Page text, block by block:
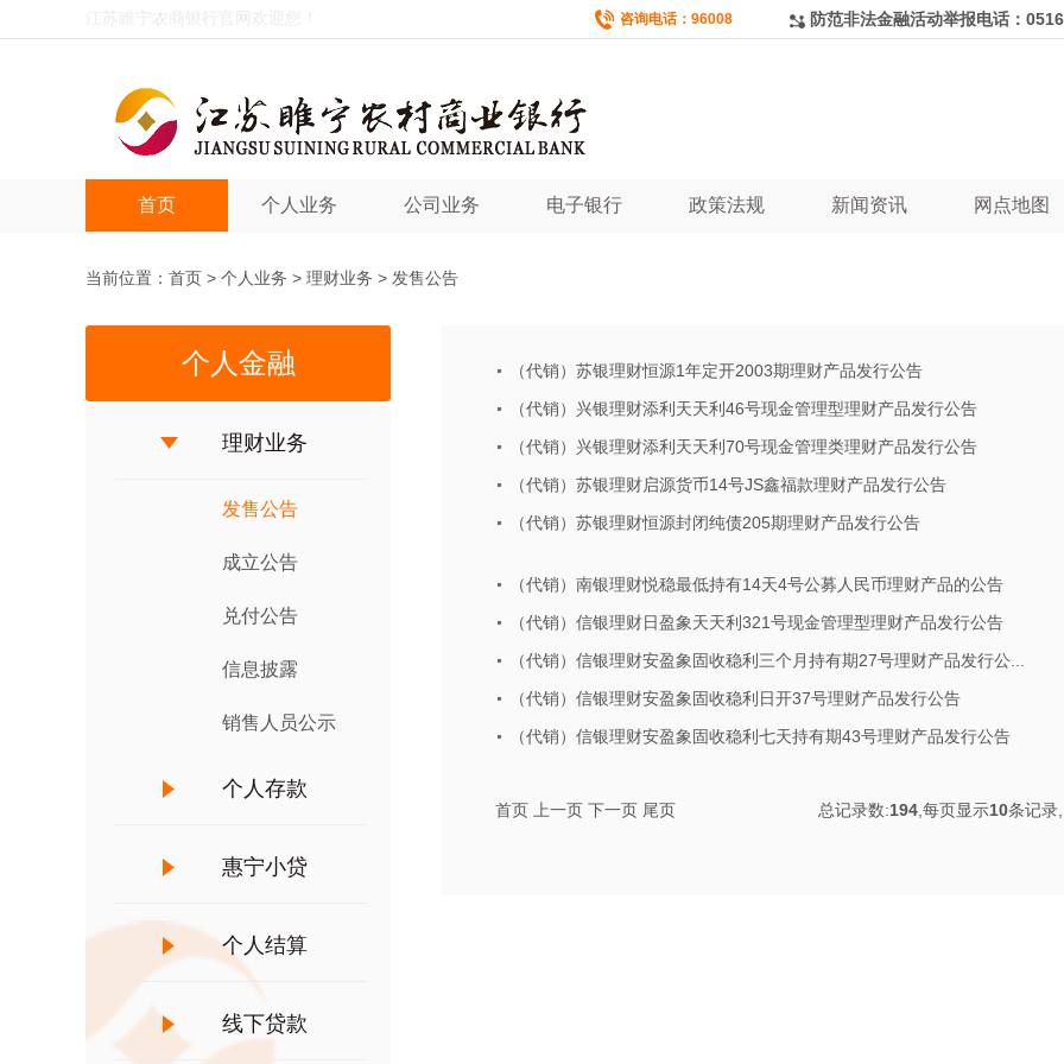
咨询电话：96008 防范非法金融活动举报电话：
首页 个人业务 公司业务 电子银行 政策法规 新闻资讯 网点地图
当前位置： 首页 > 个人业务 > 理财业务 > 发售公告
个人金融
理财业务
发售公告
成立公告
兑付公告
信息披露
销售人员公示
个人存款
惠宁小贷
个人结算
线下贷款
（代销）苏银理财恒源1年定开2003期理财产品发行公告
（代销）兴银理财添利天天利46号现金管理型理财产品发行公告
（代销）兴银理财添利天天利70号现金管理类理财产品发行公告
（代销）苏银理财启源货币14号JS鑫福款理财产品发行公告
（代销）苏银理财恒源封闭纯债205期理财产品发行公告
（代销）南银理财悦稳最低持有14天4号公募人民币理财产品的公告
（代销）信银理财日盈象天天利321号现金管理型理财产品发行公告
（代销）信银理财安盈象固收稳利三个月持有期27号理财产品发行公...
（代销）信银理财安盈象固收稳利日开37号理财产品发行公告
（代销）信银理财安盈象固收稳利七天持有期43号理财产品发行公告
首页 上一页 下一页 尾页 总记录数:194 ,每页显示10条记